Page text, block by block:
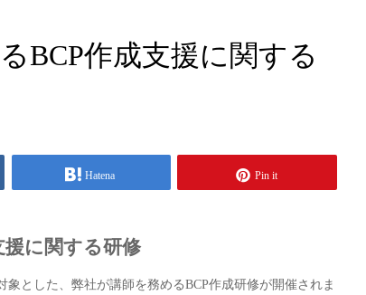
BCP作成支援に関する
Hatena Pin it
に関する研修
とした、弊社が講師を務めるBCP作成研修が開催されま